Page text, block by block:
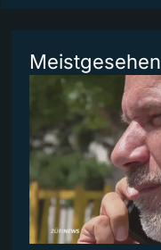
Meistgesehen